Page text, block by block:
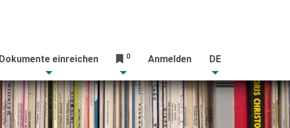
Dokumente einreichen 0 Anmelden DE